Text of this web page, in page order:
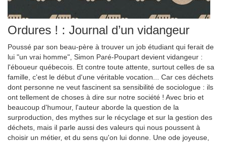
Ordures ! : Journal d’un vidangeur
Poussé par son beau-père à trouver un job étudiant qui ferait de
lui "un vrai homme", Simon Paré-Poupart devient vidangeur :
l'éboueur québecois. Et contre toute attente, surtout celles de sa
famille, c'est le début d'une véritable vocation... Car ces déchets
dont personne ne veut fascinent sa sensibilité de sociologue : ils
ont tellement de choses à dire sur notre société ! Avec brio et
beaucoup d'humour, l'auteur aborde la question de la
surproduction, des mythes sur le récyclage et sur la gestion des
déchets, mais il parle aussi des valeurs qui nous poussent à
choisir un métier, et du sens qu'on lui donne. Une ode joyeuse,